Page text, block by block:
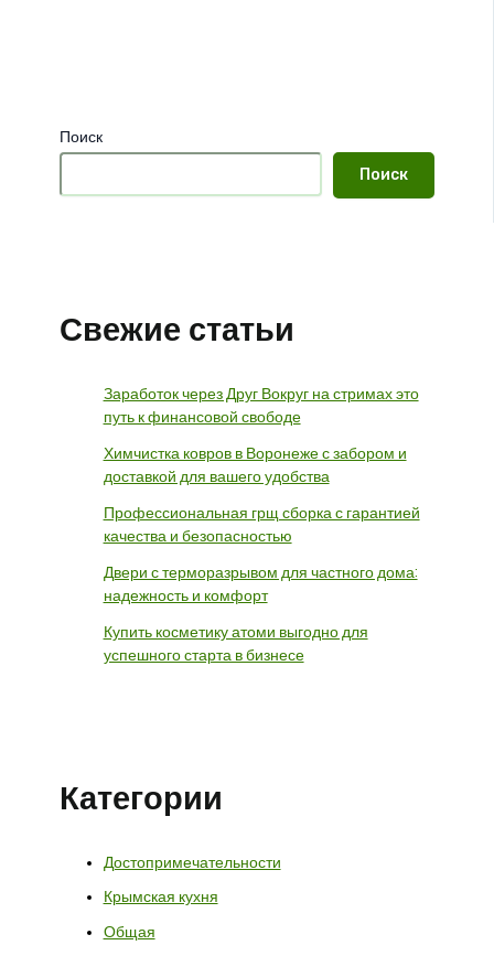
Поиск
Поиск
Свежие статьи
Заработок через Друг Вокруг на стримах это
путь к финансовой свободе
Химчистка ковров в Воронеже с забором и
доставкой для вашего удобства
Профессиональная грщ сборка с гарантией
качества и безопасностью
Двери с терморазрывом для частного дома:
надежность и комфорт
Купить косметику атоми выгодно для
успешного старта в бизнесе
Категории
Достопримечательности
Крымская кухня
Общая